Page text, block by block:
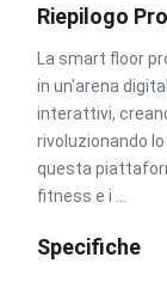
Riepilogo
La smart floor
in un'arena
interattivi,
rivoluzionando
questa
fitness e i ...
Specifiche